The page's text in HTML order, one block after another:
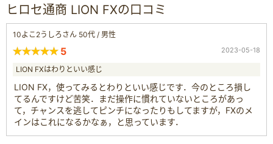
ヒロセ通商 LION FXの口コミ
10よこ2うしろさん 50代 / 男性
5 2023-05-18
LION FXはわりといい感じ
LION FX，使ってみるとわりといい感じです．今のところ損し
てるんですけど苦笑．まだ操作に慣れていないところがあっ
て，チャンスを逃してピンチになったりもしてますが，FXのメ
インはこれになるかなぁ，と思っています．